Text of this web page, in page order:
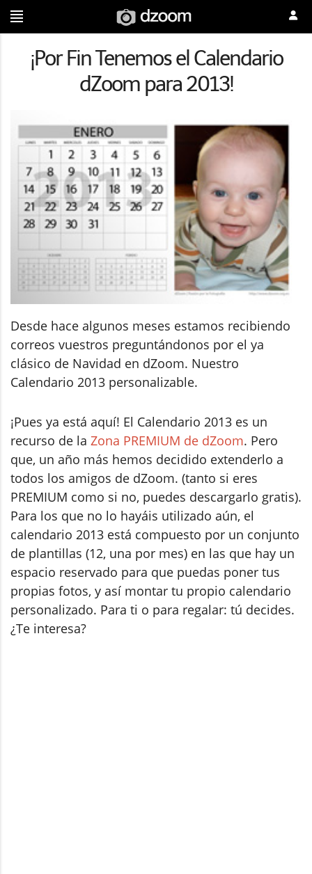
¡Por Fin Tenemos el Calendario
dZoom para 2013!
Desde hace algunos meses estamos recibiendo
correos vuestros preguntándonos por el ya
clásico de Navidad en dZoom. Nuestro
Calendario 2013 personalizable.
¡Pues ya está aquí! El Calendario 2013 es un
recurso de la Zona PREMIUM de dZoom. Pero
que, un año más hemos decidido extenderlo a
todos los amigos de dZoom. (tanto si eres
PREMIUM como si no, puedes descargarlo gratis).
Para los que no lo hayáis utilizado aún, el
calendario 2013 está compuesto por un conjunto
de plantillas (12, una por mes) en las que hay un
espacio reservado para que puedas poner tus
propias fotos, y así montar tu propio calendario
personalizado. Para ti o para regalar: tú decides.
¿Te interesa?